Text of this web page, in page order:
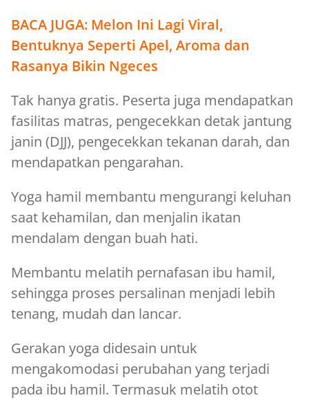
BACA JUGA: Melon Ini Lagi Viral,
Bentuknya Seperti Apel, Aroma dan
Rasanya Bikin Ngeces
Tak hanya gratis. Peserta juga mendapatkan
fasilitas matras, pengecekkan detak jantung
janin (DJJ), pengecekkan tekanan darah, dan
mendapatkan pengarahan.
Yoga hamil membantu mengurangi keluhan
saat kehamilan, dan menjalin ikatan
mendalam dengan buah hati.
Membantu melatih pernafasan ibu hamil,
sehingga proses persalinan menjadi lebih
tenang, mudah dan lancar.
Gerakan yoga didesain untuk
mengakomodasi perubahan yang terjadi
pada ibu hamil. Termasuk melatih otot